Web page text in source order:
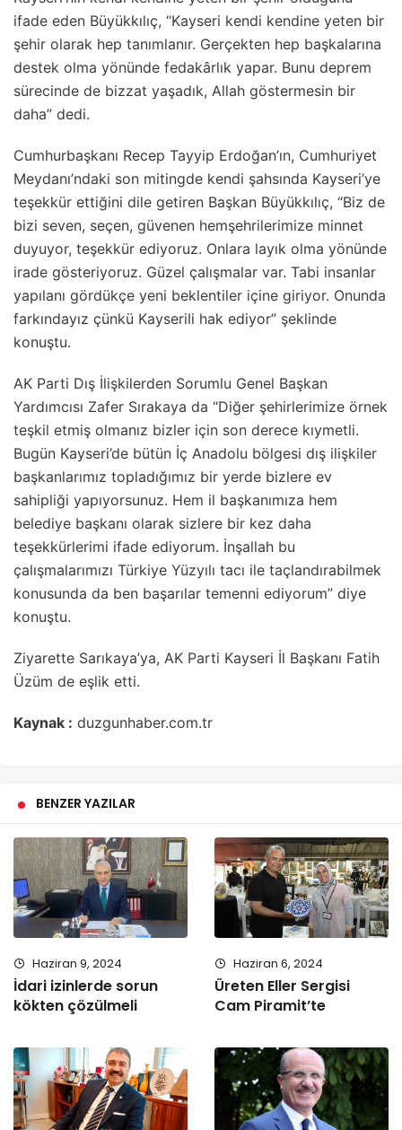
ifade eden Büyükkılıç, “Kayseri kendi kendine yeten bir
şehir olarak hep tanımlanır. Gerçekten hep başkalarına
destek olma yönünde fedakârlık yapar. Bunu deprem
sürecinde de bizzat yaşadık, Allah göstermesin bir
daha” dedi.
Cumhurbaşkanı Recep Tayyip Erdoğan’ın, Cumhuriyet
Meydanı’ndaki son mitingde kendi şahsında Kayseri’ye
teşekkür ettiğini dile getiren Başkan Büyükkılıç, “Biz de
bizi seven, seçen, güvenen hemşehrilerimize minnet
duyuyor, teşekkür ediyoruz. Onlara layık olma yönünde
irade gösteriyoruz. Güzel çalışmalar var. Tabi insanlar
yapılanı gördükçe yeni beklentiler içine giriyor. Onunda
farkındayız çünkü Kayserili hak ediyor” şeklinde
konuştu.
AK Parti Dış İlişkilerden Sorumlu Genel Başkan
Yardımcısı Zafer Sırakaya da “Diğer şehirlerimize örnek
teşkil etmiş olmanız bizler için son derece kıymetli.
Bugün Kayseri’de bütün İç Anadolu bölgesi dış ilişkiler
başkanlarımız topladığımız bir yerde bizlere ev
sahipliği yapıyorsunuz. Hem il başkanımıza hem
belediye başkanı olarak sizlere bir kez daha
teşekkürlerimi ifade ediyorum. İnşallah bu
çalışmalarımızı Türkiye Yüzyılı tacı ile taçlandırabilmek
konusunda da ben başarılar temenni ediyorum” diye
konuştu.
Ziyarette Sarıkaya’ya, AK Parti Kayseri İl Başkanı Fatih
Üzüm de eşlik etti.
Kaynak : duzgunhaber.com.tr
BENZER YAZILAR
Haziran 9, 2024
İdari izinlerde sorun
kökten çözülmeli
Haziran 6, 2024
Üreten Eller Sergisi
Cam Piramit’te